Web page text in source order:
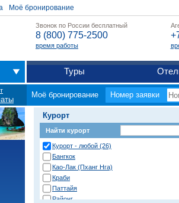
Моё бронирование
Звонок по России бесплатный
8 (800) 775-2500
время работы
Туры
Моё бронирование Номер заявки
Курорт
Найти курорт
Курорт - любой (26)
Бангкок
Као-Лак (Пханг Нга)
Краби
Паттайя
Районг